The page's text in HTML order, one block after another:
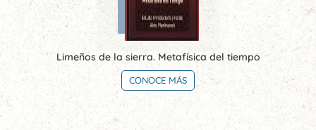
Limeños de la sierra. Metafísica del tiempo
CONOCE MÁS